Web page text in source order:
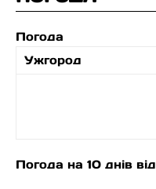
Погода
Ужгород
Погода на 10 днів від